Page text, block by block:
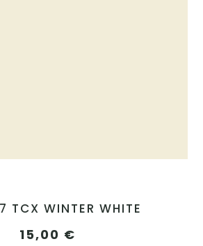
TCX WINTER WHITE
15,00 €